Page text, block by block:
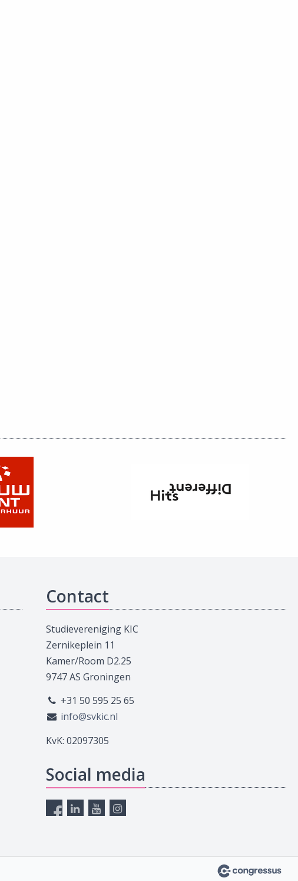
Contact
Studievereniging KIC
Zernikeplein 11
Kamer/Room D2.25
9747 AS Groningen
+31 50 595 25 65
info@svkic.nl
KvK: 02097305
Social media